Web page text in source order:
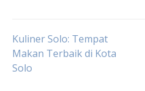
Post
navigation
Kuliner Solo: Tempat
Makan Terbaik di Kota
Solo